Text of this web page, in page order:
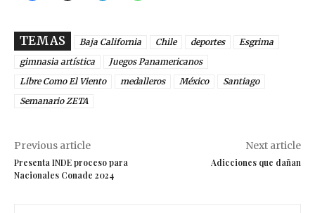
TEMAS Baja California Chile deportes
Esgrima
gimnasia artística
Juegos Panamericanos
Libre Como El Viento
medalleros México
Santiago
Semanario ZETA
Previous article
Presenta INDE proceso para
Nacionales Conade 2024
Next article
Adicciones que dañan